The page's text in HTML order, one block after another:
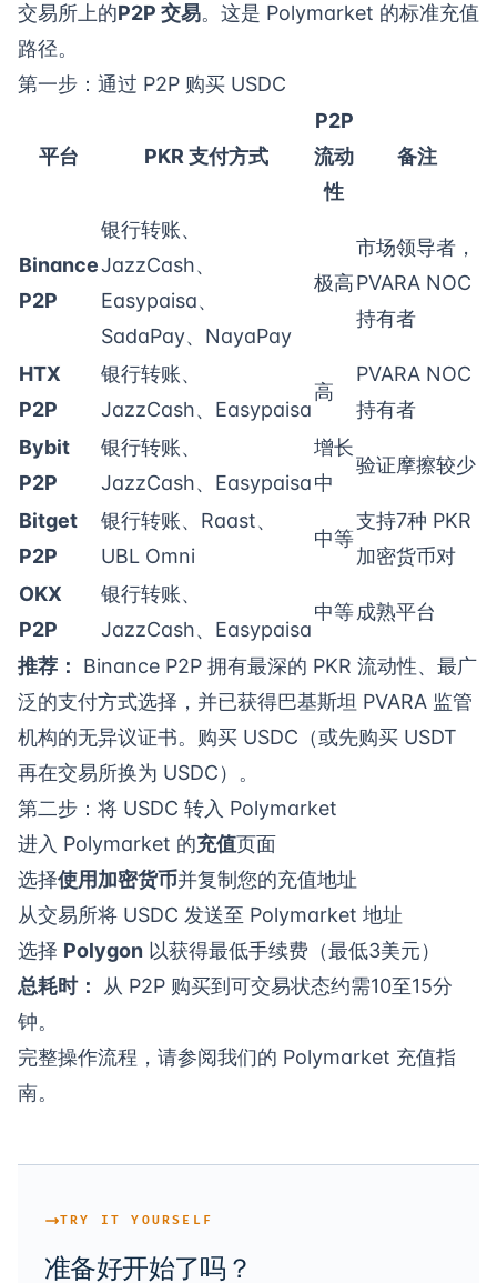
交易所上的P2P 交易。这是 Polymarket 的标准充值
路径。
第一步：通过 P2P 购买 USDC
平台 PKR 支付方式
P2P
流动
性
备注
Binance
P2P
银行转账、
JazzCash、
Easypaisa、
SadaPay、NayaPay
极高
市场领导者，
PVARA NOC
持有者
HTX
P2P
银行转账、
JazzCash、Easypaisa
高
PVARA NOC
持有者
Bybit
P2P
银行转账、
JazzCash、Easypaisa
增长
中
验证摩擦较少
Bitget
P2P
银行转账、Raast、
UBL Omni
中等
支持7种 PKR
加密货币对
OKX
P2P
银行转账、
JazzCash、Easypaisa
中等成熟平台
推荐：
Binance P2P 拥有最深的 PKR 流动性、最广
泛的支付方式选择，并已获得巴基斯坦 PVARA 监管
机构的无异议证书。购买 USDC（或先购买 USDT
再在交易所换为 USDC）。
第二步：将 USDC 转入 Polymarket
进入 Polymarket 的充值页面
选择使用加密货币并复制您的充值地址
从交易所将 USDC 发送至 Polymarket 地址
选择 Polygon 以获得最低手续费（最低3美元）
总耗时：
从 P2P 购买到可交易状态约需10至15分
钟。
完整操作流程，请参阅我们的 Polymarket 充值指
南。
TRY IT YOURSELF
准备好开始了吗？